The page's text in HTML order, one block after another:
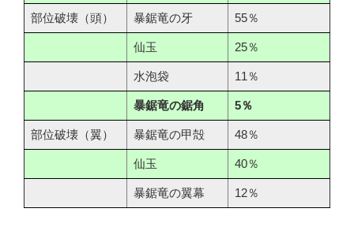
部位破壊（頭） 暴鋸竜の牙 55％
仙玉 25％
水泡袋 11％
暴鋸竜の鋸角 5％
部位破壊（翼） 暴鋸竜の甲殻 48％
仙玉 40％
暴鋸竜の翼幕 12％